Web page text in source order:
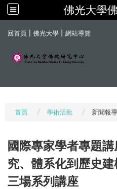
佛光大學
回首頁 | 佛光大學 | 網站導覽
首頁 學術活動 新聞報導
國際專家學者專題
究、體系化到歷史
三場系列講座